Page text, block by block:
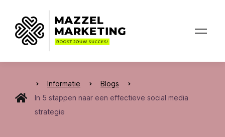
Informatie
Blogs
In 5 stappen naar een effectieve social media
strategie